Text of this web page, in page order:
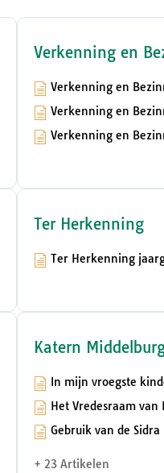
Verkenning en
Verkenning en
Verkenning en
Verkenning en
Ter Herkenning
Ter Herkenning
Katern
In mijn vroegste
Het Vredesraam van
Gebruik van de
+ 23 Artikelen